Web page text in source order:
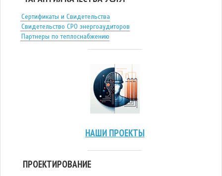
Сертификаты и Свидетельства
Свидетельство СРО энергоаудиторов
Партнеры по теплоснабжению
НАШИ ПРОЕКТЫ
ПРОЕКТИРОВАНИЕ